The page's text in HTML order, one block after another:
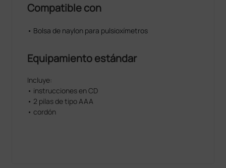
Eficiente
funcionamiento continuo con dos pilas AAA.
Encendido y apagado automático
No hay ningún botón de encendido/ apagado. Basta
con introducir el dedo para obtener mediciones
esporádicas rápidas y fáciles.
Portátil
Compatible con
• Bolsa de naylon para pulsioxímetros
Equipamiento estándar
Incluye:
• instrucciones en CD
• 2 pilas de tipo AAA
• cordón